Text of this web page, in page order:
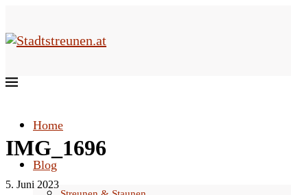
Home
Blog
IMG_1696
5. Juni 2023